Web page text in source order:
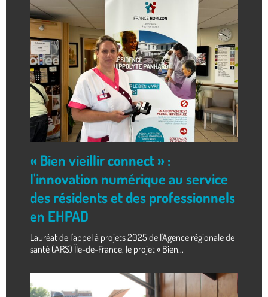
« Bien vieillir connect » :
l'innovation numérique au service
des résidents et des professionnels
en EHPAD
Lauréat de l'appel à projets 2025 de l'Agence régionale de
santé (ARS) Île-de-France, le projet « Bien...